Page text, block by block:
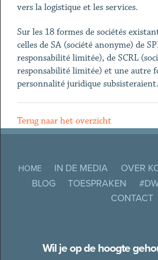
vers la logistique et les services.
Sur les 18 formes de sociétés
celles de SA (société anonyme) de
responsabilité limitée), de SCRL
responsabilité limitée) et une autre
personnalité juridique subsisteraient.
Terug naar het overzicht
HOME IN DE MEDIA OVER
BLOG
TOESPRAKEN
CONTACT
Wil je op de hoogte